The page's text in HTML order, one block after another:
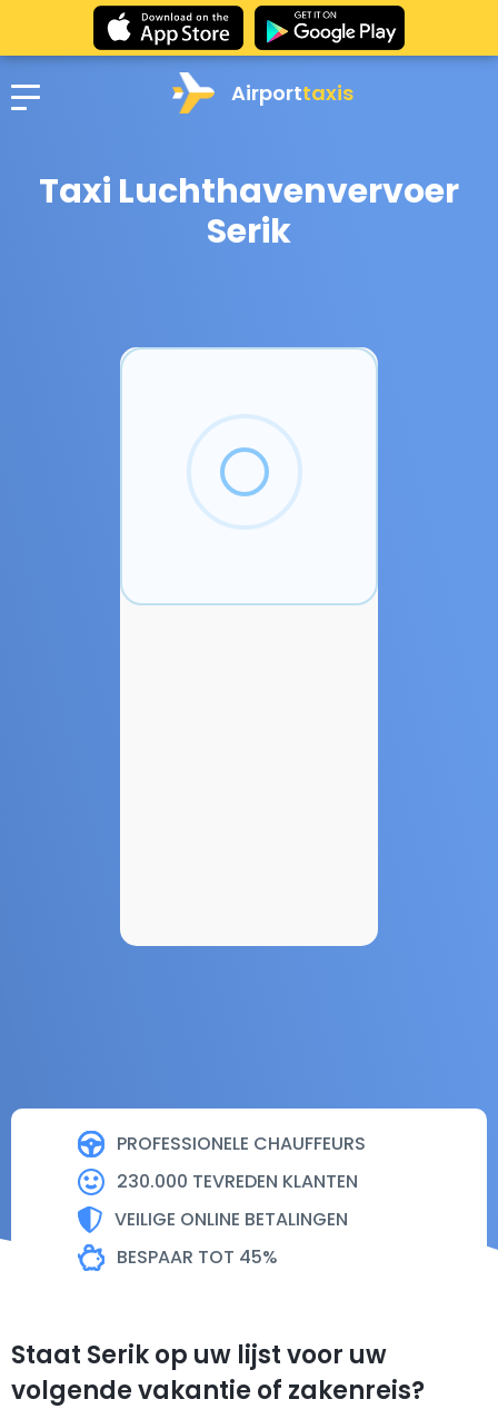
Airporttaxis
Taxi Luchthavenvervoer
Serik
PROFESSIONELE CHAUFFEURS
230.000 TEVREDEN KLANTEN
VEILIGE ONLINE BETALINGEN
BESPAAR TOT 45%
Staat Serik op uw lijst voor uw
volgende vakantie of zakenreis?